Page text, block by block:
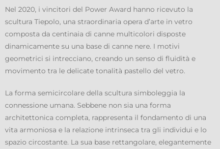
Nel 2020, i vincitori del Power Award hanno ricevuto la
scultura Tiepolo, una straordinaria opera d’arte in vetro
composta da centinaia di canne multicolori disposte
dinamicamente su una base di canne nere. I motivi
geometrici si intrecciano, creando un senso di fluidità e
movimento tra le delicate tonalità pastello del vetro.
La forma semicircolare della scultura simboleggia la
connessione umana. Sebbene non sia una forma
architettonica completa, rappresenta il fondamento di una
vita armoniosa e la relazione intrinseca tra gli individui e lo
spazio circostante. La sua base rettangolare, elegantemente